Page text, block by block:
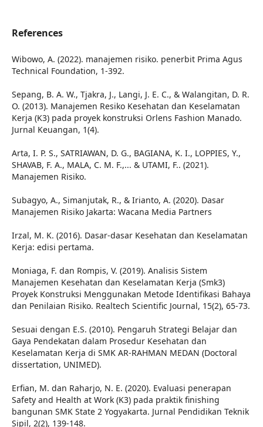
References
Wibowo, A. (2022). manajemen risiko. penerbit Prima Agus
Technical Foundation, 1-392.
Sepang, B. A. W., Tjakra, J., Langi, J. E. C., & Walangitan, D. R.
O. (2013). Manajemen Resiko Kesehatan dan Keselamatan
Kerja (K3) pada proyek konstruksi Orlens Fashion Manado.
Jurnal Keuangan, 1(4).
Arta, I. P. S., SATRIAWAN, D. G., BAGIANA, K. I., LOPPIES, Y.,
SHAVAB, F. A., MALA, C. M. F.,... & UTAMI, F.. (2021).
Manajemen Risiko.
Subagyo, A., Simanjutak, R., & Irianto, A. (2020). Dasar
Manajemen Risiko Jakarta: Wacana Media Partners
Irzal, M. K. (2016). Dasar-dasar Kesehatan dan Keselamatan
Kerja: edisi pertama.
Moniaga, F. dan Rompis, V. (2019). Analisis Sistem
Manajemen Kesehatan dan Keselamatan Kerja (Smk3)
Proyek Konstruksi Menggunakan Metode Identifikasi Bahaya
dan Penilaian Risiko. Realtech Scientific Journal, 15(2), 65-73.
Sesuai dengan E.S. (2010). Pengaruh Strategi Belajar dan
Gaya Pendekatan dalam Prosedur Kesehatan dan
Keselamatan Kerja di SMK AR-RAHMAN MEDAN (Doctoral
dissertation, UNIMED).
Erfian, M. dan Raharjo, N. E. (2020). Evaluasi penerapan
Safety and Health at Work (K3) pada praktik finishing
bangunan SMK State 2 Yogyakarta. Jurnal Pendidikan Teknik
Sipil, 2(2), 139-148.